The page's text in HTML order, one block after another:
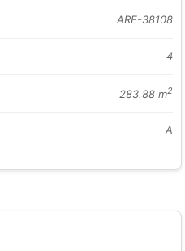
ARE-38108
4
283.88 m2
A